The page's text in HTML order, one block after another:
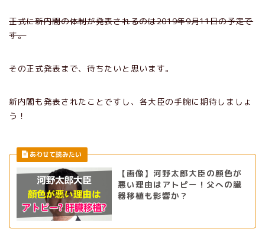
正式に新内閣の体制が発表されるのは2019年9月11日の予定で
す。
その正式発表まで、待ちたいと思います。
新内閣も発表されたことですし、各大臣の手腕に期待しましょ
う！
【画像】河野太郎大臣の顔色が
悪い理由はアトピー！父への臓
器移植も影響か？